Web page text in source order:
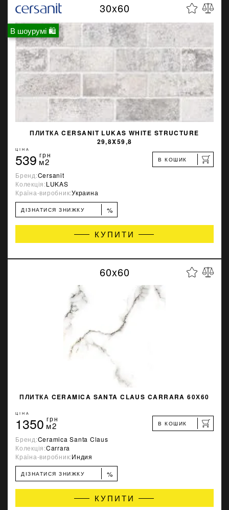
В шоурумі 🛍
30x60
ПЛИТКА CERSANIT LUKAS WHITE STRUCTURE
29,8X59,8
ЦІНА
539 грн
м2 В КОШИК
Бренд:Cersanit
Колекція:LUKAS
Країна-виробник:Украина
ДІЗНАТИСЯ ЗНИЖКУ %
КУПИТИ
60x60
ПЛИТКА CERAMICA SANTA CLAUS CARRARA 60Х60
ЦІНА
1350 грн
м2 В КОШИК
Бренд:Ceramica Santa Claus
Колекція:Carrara
Країна-виробник:Индия
ДІЗНАТИСЯ ЗНИЖКУ %
КУПИТИ